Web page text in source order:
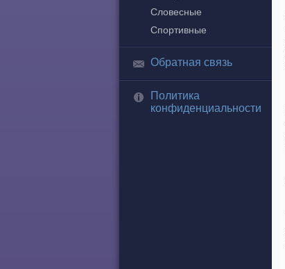
Словесные
Спортивные
Обратная связь
Политика
конфиденциальности